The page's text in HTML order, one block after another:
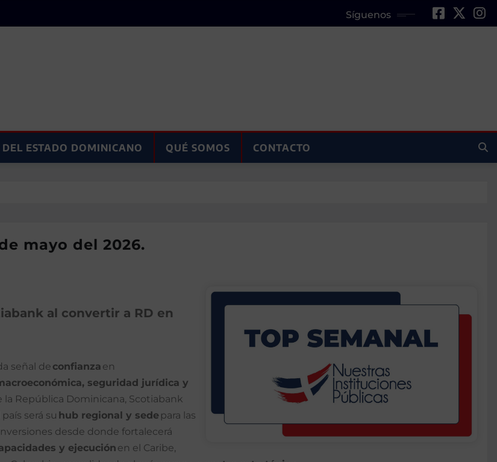
Síguenos
ESTADO DOMINICANO QUÉ SOMOS CONTACTO
mayo del 2026.
al convertir a RD en
señal de confianza en
seguridad jurídica y
la República Dominicana, Scotiabank
será su hub regional y sede para las
desde donde fortalecerá
y ejecución en el Caribe,